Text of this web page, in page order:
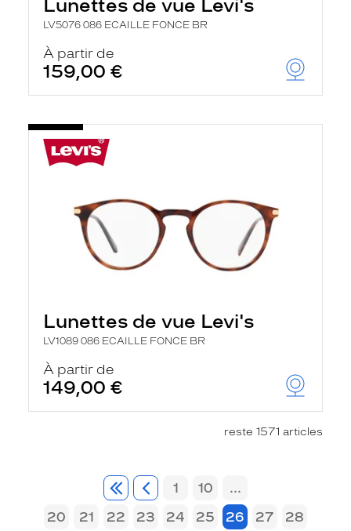
Lunettes de vue Levi's
LV5076 086 ECAILLE FONCE BR
À partir de
159,00 €
Lunettes de vue Levi's
LV1089 086 ECAILLE FONCE BR
À partir de
149,00 €
reste 1571 articles
1 10
...
20
21 22 23 24 25 26 27
28